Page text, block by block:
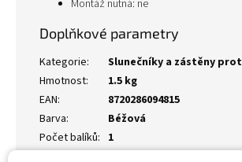
Montáž nutná: ne
Doplňkové parametry
Kategorie:
Slunečníky a zástěny
Hmotnost:
1.5 kg
EAN:
8720286094815
Barva:
Béžová
Počet balíků: 1